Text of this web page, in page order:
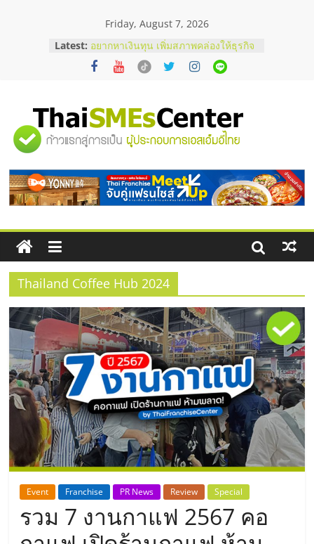
Friday, August 7, 2026
Latest:
บริษัท Cybersecurity ในไทยที่ไหนดี?
วิธีเลือกผู้ให้บริการให้คุ้มค่าและตอบ
โจทย์ธุรกิจ
สัมมนาออนไลน์ โอกาสบริหารสถานี
บริการน้ำมัน Shell
สัมมนาลงทุน แฟรนไชส์ยอนนี่
ThaiFranchise Meet Up จับคู่แฟรน
ร้านเครื่องเสียงคุณภาพสูง พร้อม
โซลูชันระบบภาพและเสียง
"ศูนย์
รวม
ข้อมูล
ธุรกิจ
SME
แห่ง
ประเทศไทย,
ThaiSMEsCenter,
รวม
ธุรกิจ
เอ
Thailand Coffee Hub 2024
Event Franchise PR News Review Special
รวม 7 งานกาแฟ 2567 คอ